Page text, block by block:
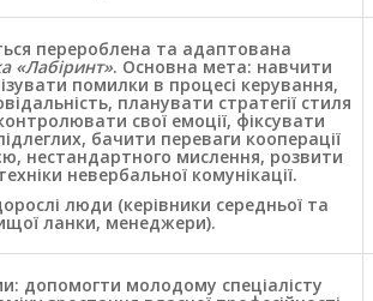
перероблена та адаптована
«Лабіринт». Основна мета: навчити
помилки в процесі керування,
планувати стратегії стиля
свої емоції, фіксувати
бачити переваги кооперації
нестандартного мислення, розвити
невербальної комунікації.
люди (керівники середньої та
ланки, менеджери).
допомогти молодому спеціалісту